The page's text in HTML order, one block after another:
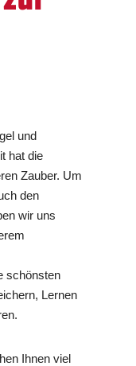
und
hat die
Zauber. Um
den
wir uns
schönsten
Lernen
Ihnen viel